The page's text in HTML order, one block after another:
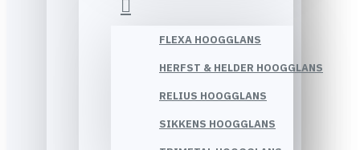
FLEXA HOOGGLANS
HERFST & HELDER HOOGGLANS
RELIUS HOOGGLANS
SIKKENS HOOGGLANS